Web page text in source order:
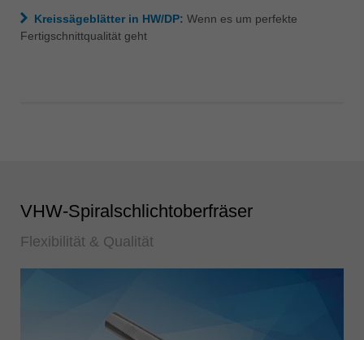
Kreissägeblätter in HW/DP: Wenn es um perfekte
Fertigschnittqualität geht
VHW-Spiralschlichtoberfräser
Flexibilität & Qualität